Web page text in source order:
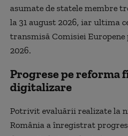
asumate de statele membre
la 31 august 2026, iar ultima
transmisă Comisiei Europene
2026.
Progrese pe reforma
digitalizare
Potrivit evaluării realizate la
România a înregistrat